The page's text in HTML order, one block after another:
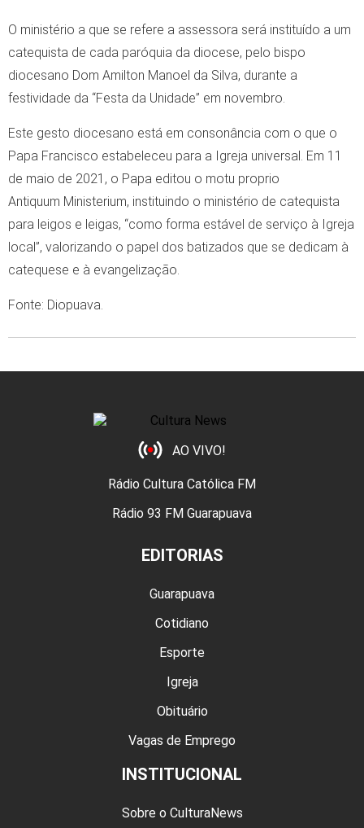
O ministério a que se refere a assessora será instituído a um
catequista de cada paróquia da diocese, pelo bispo
diocesano Dom Amilton Manoel da Silva, durante a
festividade da “Festa da Unidade” em novembro.
Este gesto diocesano está em consonância com o que o
Papa Francisco estabeleceu para a Igreja universal. Em 11
de maio de 2021, o Papa editou o motu proprio
Antiquum Ministerium, instituindo o ministério de catequista
para leigos e leigas, “como forma estável de serviço à Igreja
local”, valorizando o papel dos batizados que se dedicam à
catequese e à evangelização.
Fonte: Diopuava.
AO VIVO!
Rádio Cultura Católica FM
Rádio 93 FM Guarapuava
EDITORIAS
Guarapuava
Cotidiano
Esporte
Igreja
Obituário
Vagas de Emprego
INSTITUCIONAL
Sobre o CulturaNews